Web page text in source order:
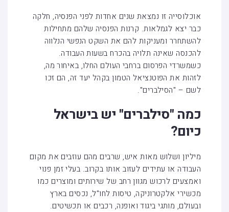
אוכלוסייה זו נמצאת שנים אחדות לפני הפנסיה, חלקה
כבר יצא לגמלאות. קרנות הפנסיה שלהם מתחילות
להשתחרר ומעניקות להם את השקט הנפשי הנלווה
להכנסה שאינה תלויה בהכרח בשעות העבודה.
כשמשרדי הפרסום ברחבי העולם החלו, באיחור מה,
לזהות את הפוטנציאל הטמון בקהל יעד זה, הם זכו
לשם – "הסילברים".
כמה "סילברים" יש בישראל
כיום?
מיליון ושלוש מאות איש, שרבים מהם עוזבים את מקום
העבודה או עתידים לעזוב אותו בקרוב. בעלי זמן פנוי
ואמצעים לרכוש מגוון רחב של שירותים ומוצרים כמו
מכשירי אלקטרוניקה, טיסות לחו"ל, נכסים בארץ
ובעולם, מותגי ביגוד ואופנה, רכבים או תכשיטים.